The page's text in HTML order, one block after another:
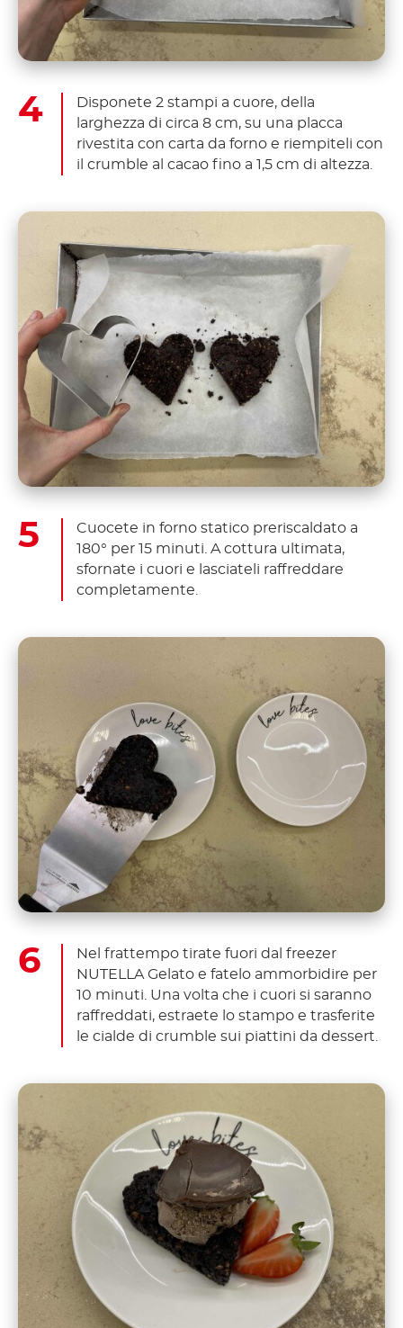
Disponete 2 stampi a cuore, della
larghezza di circa 8 cm, su una placca
rivestita con carta da forno e riempiteli con
il crumble al cacao fino a 1,5 cm di altezza.
Cuocete in forno statico preriscaldato a
180° per 15 minuti. A cottura ultimata,
sfornate i cuori e lasciateli raffreddare
completamente.
Nel frattempo tirate fuori dal freezer
NUTELLA Gelato e fatelo ammorbidire per
10 minuti. Una volta che i cuori si saranno
raffreddati, estraete lo stampo e trasferite
le cialde di crumble sui piattini da dessert.